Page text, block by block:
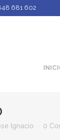
681 602
Ignacio 0